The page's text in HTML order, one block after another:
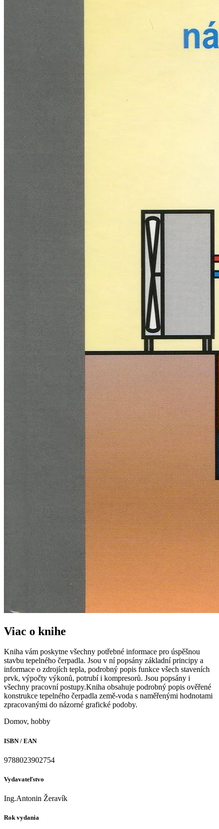
Viac o knihe
Kniha vám poskytne všechny potřebné informace pro úspěšnou
stavbu tepelného čerpadla. Jsou v ní popsány základní principy a
informace o zdrojích tepla, podrobný popis funkce všech staveních
prvk, výpočty výkonů, potrubí i kompresorů. Jsou popsány i
všechny pracovní postupy.Kniha obsahuje podrobný popis ověřené
konstrukce tepelného čerpadla země-voda s naměřenými hodnotami
zpracovanými do názorné grafické podoby.
Domov, hobby
ISBN / EAN
9788023902754
Vydavateľstvo
Ing.Antonin Žeravík
Rok vydania